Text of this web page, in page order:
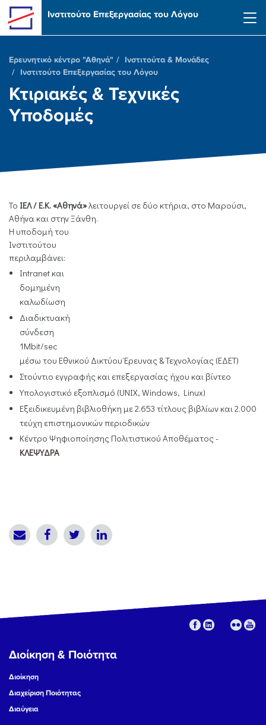
Skip to main content
Ινστιτούτο Επεξεργασίας του Λόγου
Ερευνητικό κέντρο "Αθηνά"
Ινστιτούτα & Μονάδες
Ινστιτούτο Επεξεργασίας του Λόγου
Κτιριακές & Τεχνικές
Υποδομές
Το ΙΕΛ / Ε.Κ. «Αθηνά»λειτουργεί σε δύο κτήρια, στο Μαρούσι,
Αθήνα και στην Ξάνθη.
Η υποδομή του
Ινστιτούτου
περιλαμβάνει:
Intranet και
δομημένη
καλωδίωση
Διαδικτυακή
σύνδεση
1Mbit/sec
μέσω του Εθνικού Δικτύου Έρευνας & Τεχνολογίας (ΕΔΕΤ)
Στούντιο εγγραφής και επεξεργασίας ήχου και βίντεο
Υπολογιστικό εξοπλισμό (UNIX, Windows, Linux)
Εξειδικευμένη βιβλιοθήκη με 2.653 τίτλους βιβλίων και 2.000
τεύχη επιστημονικών περιοδικών
Κέντρο Ψηφιοποίησης Πολιτιστικού Αποθέματος -
ΚΛΕΨΥΔΡΑ
Διοίκηση & Ποιότητα
Διοίκηση
Διαχείριση Ποιότητας
Διαύγεια